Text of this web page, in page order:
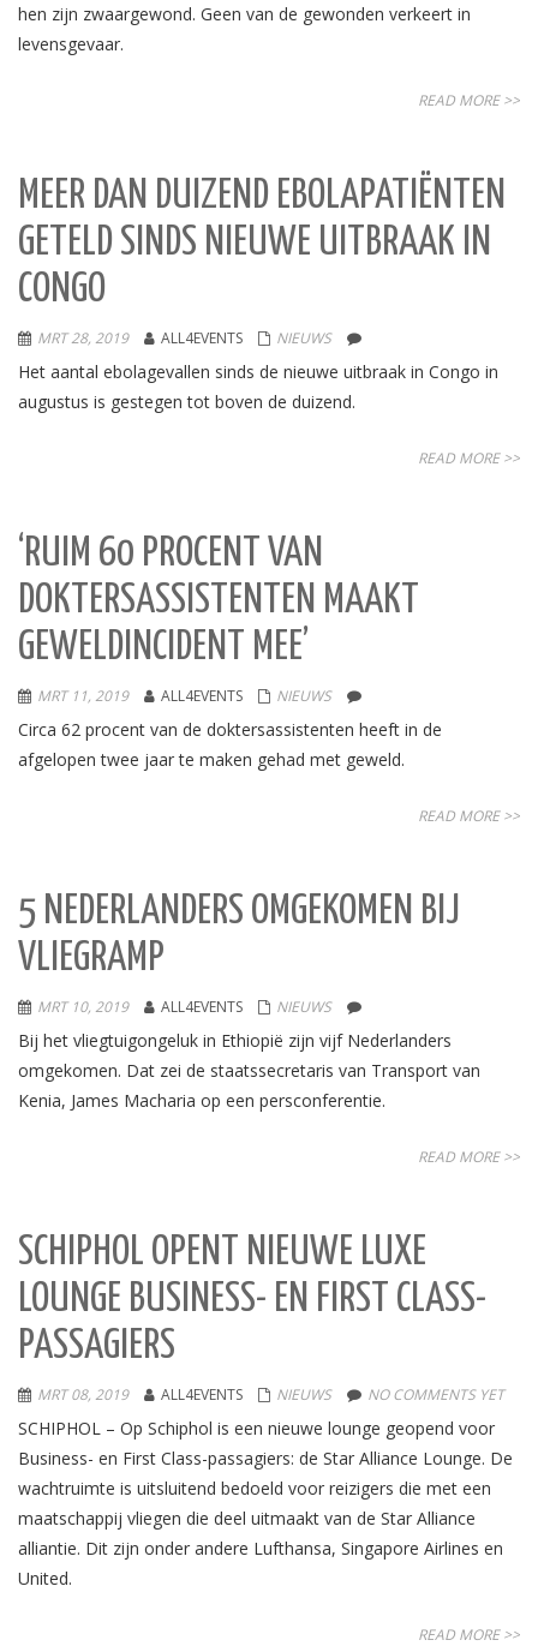
hen zijn zwaargewond. Geen van de gewonden verkeert in
levensgevaar.
READ MORE >>
MEER DAN DUIZEND EBOLAPATIËNTEN
GETELD SINDS NIEUWE UITBRAAK IN
CONGO
MRT 28, 2019 ALL4EVENTS NIEUWS
Het aantal ebolagevallen sinds de nieuwe uitbraak in Congo in
augustus is gestegen tot boven de duizend.
READ MORE >>
‘RUIM 60 PROCENT VAN
DOKTERSASSISTENTEN MAAKT
GEWELDINCIDENT MEE’
MRT 11, 2019 ALL4EVENTS NIEUWS
Circa 62 procent van de doktersassistenten heeft in de
afgelopen twee jaar te maken gehad met geweld.
READ MORE >>
5 NEDERLANDERS OMGEKOMEN BIJ
VLIEGRAMP
MRT 10, 2019 ALL4EVENTS NIEUWS
Bij het vliegtuigongeluk in Ethiopië zijn vijf Nederlanders
omgekomen. Dat zei de staatssecretaris van Transport van
Kenia, James Macharia op een persconferentie.
READ MORE >>
SCHIPHOL OPENT NIEUWE LUXE
LOUNGE BUSINESS- EN FIRST CLASS-
PASSAGIERS
MRT 08, 2019 ALL4EVENTS NIEUWS NO COMMENTS YET
SCHIPHOL – Op Schiphol is een nieuwe lounge geopend voor
Business- en First Class-passagiers: de Star Alliance Lounge. De
wachtruimte is uitsluitend bedoeld voor reizigers die met een
maatschappij vliegen die deel uitmaakt van de Star Alliance
alliantie. Dit zijn onder andere Lufthansa, Singapore Airlines en
United.
READ MORE >>